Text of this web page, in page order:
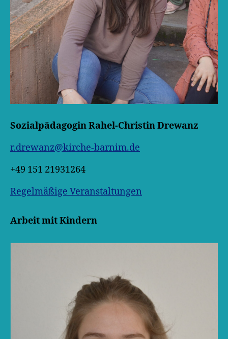
Sozialpädagogin Rahel-Christin Drewanz
r.drewanz@kirche-barnim.de
‭+49 151 21931264‬
Regelmäßige Veranstaltungen
Arbeit mit Kindern